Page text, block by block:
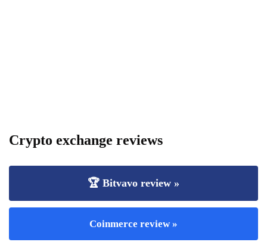
Crypto exchange reviews
🏆 Bitvavo review »
Coinmerce review »